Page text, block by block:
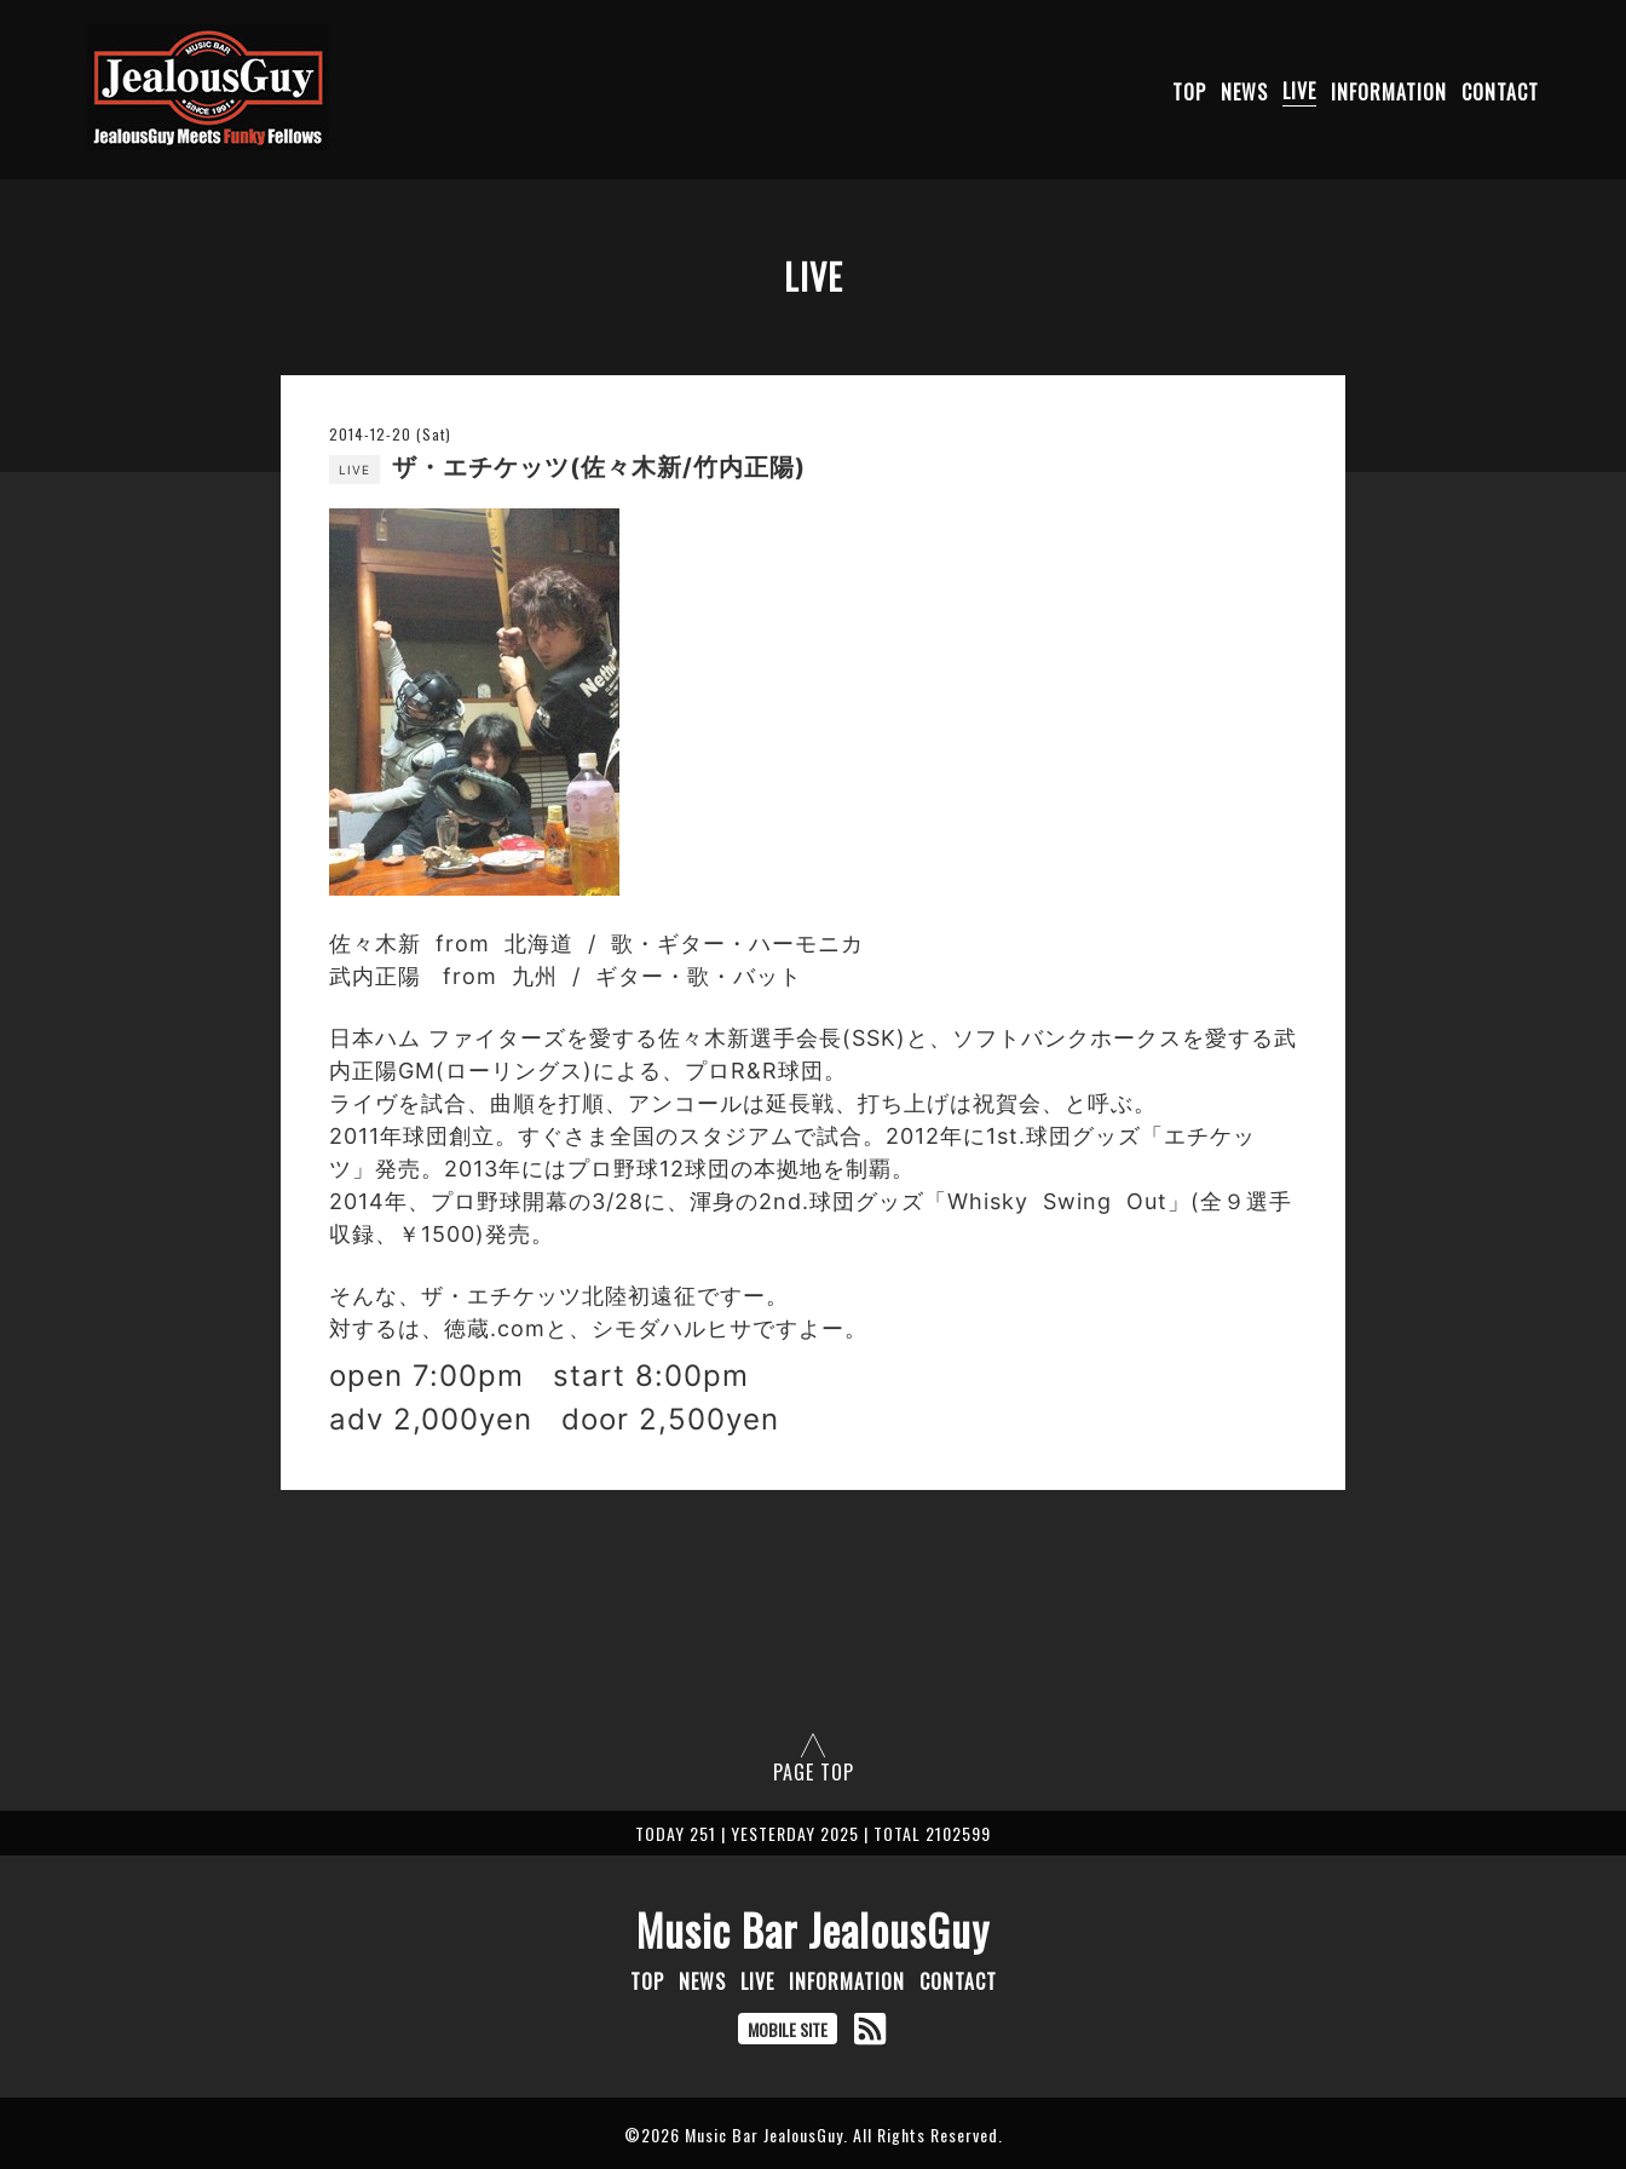
TOP NEWS LIVE INFORMATION CONTACT
LIVE
2014-12-20 (Sat)
LIVE ザ・エチケッツ(佐々木新/竹内正陽)
佐々木新 from 北海道 / 歌・ギター・ハーモニカ
武内正陽 from 九州 / ギター・歌・バット
日本ハム ファイターズを愛する佐々木新選手会長(SSK)と、ソフトバンクホークスを愛する武
内正陽GM(ローリングス)による、プロR&R球団。
ライヴを試合、曲順を打順、アンコールは延長戦、打ち上げは祝賀会、と呼ぶ。
2011年球団創立。すぐさま全国のスタジアムで試合。2012年に1st.球団グッズ「エチケッ
ツ」発売。2013年にはプロ野球12球団の本拠地を制覇。
2014年、プロ野球開幕の3/28に、渾身の2nd.球団グッズ「Whisky Swing Out」(全９選手
収録、￥1500)発売。
そんな、ザ・エチケッツ北陸初遠征ですー。
対するは、徳蔵.comと、シモダハルヒサですよー。
open 7:00pm start 8:00pm
adv 2,000yen door 2,500yen
PAGE TOP
TODAY 251 | YESTERDAY 2025 | TOTAL 2102599
Music Bar JealousGuy
TOP NEWS LIVE INFORMATION CONTACT
MOBILE SITE
©2026 Music Bar JealousGuy. All Rights Reserved.